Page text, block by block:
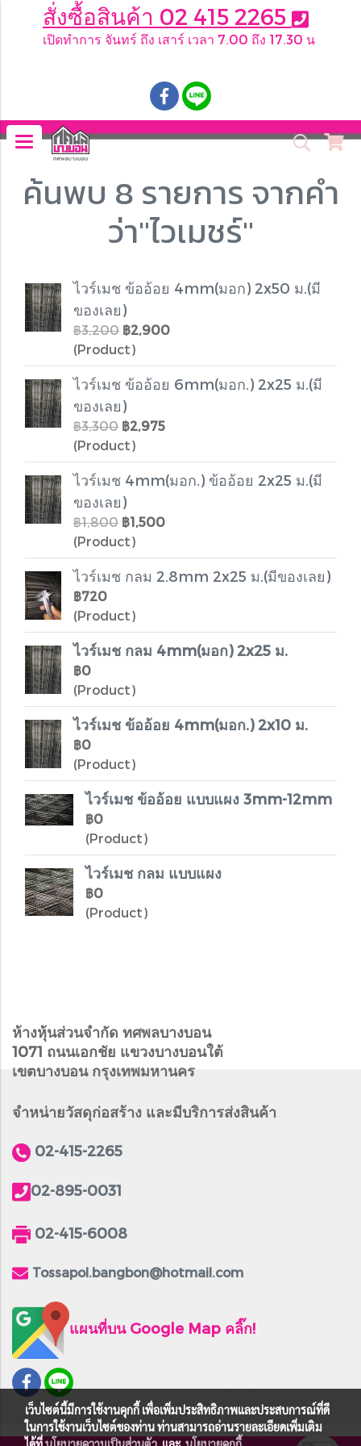
สั่งซื้อสินค้า 02 415 2265
เปิดทำการ จันทร์ ถึง เสาร์ เวลา 7.00 ถึง 17.30 น
ค้นพบ 8 รายการ จากคำ
ว่า"ไวเมชร์"
ไวร์เมช ข้ออ้อย 4mm(มอก) 2x50 ม.(มี
ของเลย)
฿3,200 ฿2,900
(Product)
ไวร์เมช ข้ออ้อย 6mm(มอก.) 2x25 ม.(มี
ของเลย)
฿3,300 ฿2,975
(Product)
ไวร์เมช 4mm(มอก.) ข้ออ้อย 2x25 ม.(มี
ของเลย)
฿1,800 ฿1,500
(Product)
ไวร์เมช กลม 2.8mm 2x25 ม.(มีของเลย)
฿720
(Product)
ไวร์เมช กลม 4mm(มอก) 2x25 ม.
฿0
(Product)
ไวร์เมช ข้ออ้อย 4mm(มอก.) 2x10 ม.
฿0
(Product)
ไวร์เมช ข้ออ้อย แบบแผง 3mm-12mm
฿0
(Product)
ไวร์เมช กลม แบบแผง
฿0
(Product)
ห้างหุ้นส่วนจำกัด ทศพลบางบอน
1071 ถนนเอกชัย แขวงบางบอนใต้
เขตบางบอน กรุงเทพมหานคร
จำหน่ายวัสดุก่อสร้าง และมีบริการส่งสินค้า
02-415-2265
02-895-0031
02-415-6008
Tossapol.bangbon@hotmail.com
แผนที่บน Google Map คลิ๊ก!
เว็บไซต์นี้มีการใช้งานคุกกี้ เพื่อเพิ่มประสิทธิภาพและประสบการณ์ที่ดี
ในการใช้งานเว็บไซต์ของท่าน ท่านสามารถอ่านรายละเอียดเพิ่มเติม